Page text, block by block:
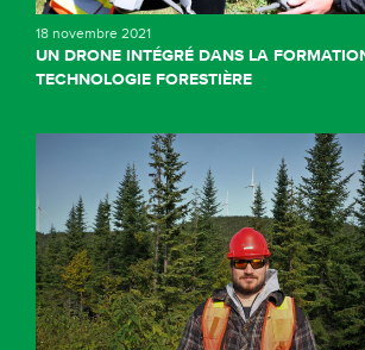
18 novembre 2021
UN DRONE INTÉGRÉ DANS LA
TECHNOLOGIE FORESTIÈRE